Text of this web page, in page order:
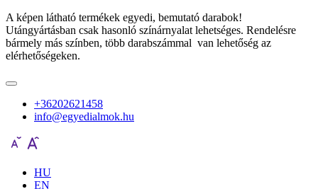
A képen látható termékek egyedi, bemutató darabok!
Utángyártásban csak hasonló színárnyalat lehetséges. Rendelésre
bármely más színben, több darabszámmal van lehetőség az
elérhetőségeken.
+36202621458
info@egyedialmok.hu
HU
EN